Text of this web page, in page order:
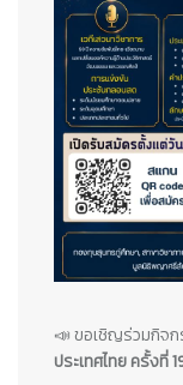
📣 ขอเชิญร่วมกิจ
ประเทศไทย ครั้งที่